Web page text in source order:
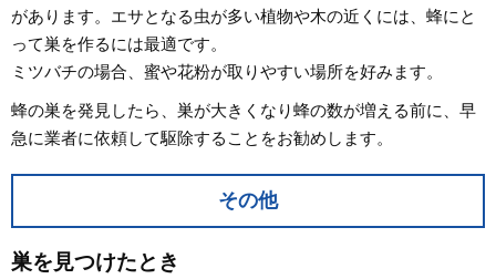
があります。エサとなる虫が多い植物や木の近くには、蜂にと
って巣を作るには最適です。
ミツバチの場合、蜜や花粉が取りやすい場所を好みます。
蜂の巣を発見したら、巣が大きくなり蜂の数が増える前に、早
急に業者に依頼して駆除することをお勧めします。
その他
巣を見つけたとき